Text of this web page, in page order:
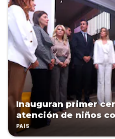
Inauguran primer
atención de niños
PAÍS